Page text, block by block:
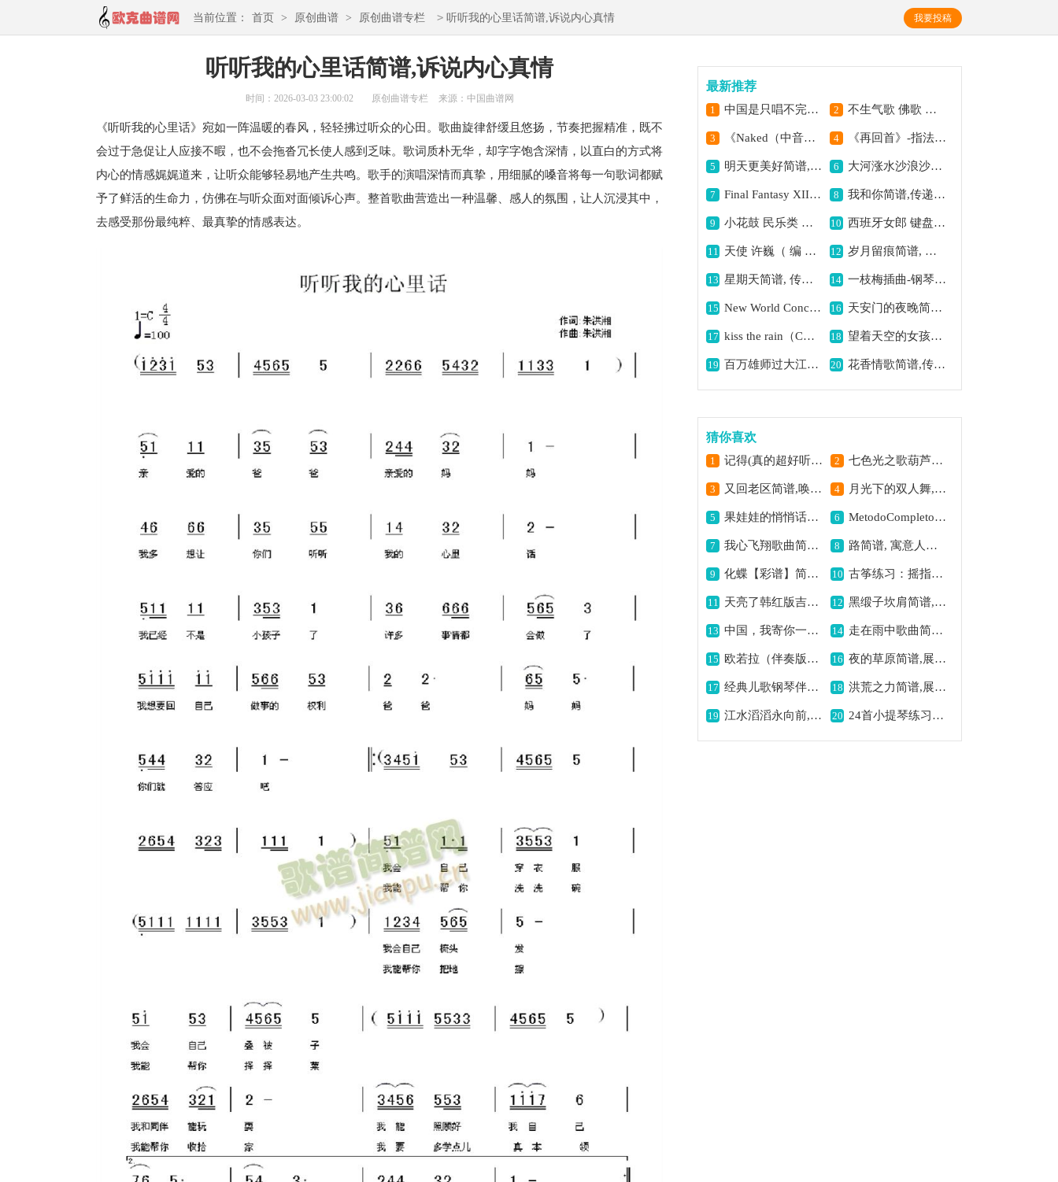
当前位置： 首页 > 原创曲谱 > 原创曲谱专栏 > 听听我的心里话简谱,诉说内心真情 我要投稿
听听我的心里话简谱,诉说内心真情
时间：2026-03-03 23:00:02 原创曲谱专栏 来源：中国曲谱网
《听听我的心里话》宛如一阵温暖的春风，轻轻拂过听众的心田。歌曲旋律舒缓且悠扬，节奏把握精准，既不
会过于急促让人应接不暇，也不会拖沓冗长使人感到乏味。歌词质朴无华，却字字饱含深情，以直白的方式将
内心的情感娓娓道来，让听众能够轻易地产生共鸣。歌手的演唱深情而真挚，用细腻的嗓音将每一句歌词都赋
予了鲜活的生命力，仿佛在与听众面对面倾诉心声。整首歌曲营造出一种温馨、感人的氛围，让人沉浸其中，
去感受那份最纯粹、最真挚的情感表达。
最新推荐
1 中国是只唱不完的歌简谱, 颂赞祖国情悠长 2 不生气歌 佛歌 彩谱简谱,传递平和宁静之意
3 《Naked（中音萨克斯）》萨克斯简谱,展现别样音乐风情 4 《再回首》-指法版-钢琴谱(钢琴曲)-林文信简谱,回首过往情难忘
5 明天更美好简谱,寓意生活向好 6 大河涨水沙浪沙简谱,展现水涨之壮阔
7 Final Fantasy XIII The Promise简谱, 展现梦幻之约 8 我和你简谱,传递友好情谊
9 小花鼓 民乐类 二胡简谱,传递欢快氛围 10 西班牙女郎 键盘类 手风琴简谱,展现热情风情
11 天使 许巍（ 编 ）简谱,传递温暖与希望 12 岁月留痕简谱, 记录时光韵味
13 星期天简谱, 传递轻松氛围 14 一枝梅插曲-钢琴谱(钢琴曲)-李尊基简谱, 舒缓旋律寄深情
15 New World Concerto-简谱,展现新世界风采 16 天安门的夜晚简谱, 展现京城夜之美
17 kiss the rain（C调） C调简谱, 传递浪漫意境 18 望着天空的女孩简谱,憧憬美好未来
19 百万雄师过大江月琴主谱简谱,展现磅礴气势 20 花香情歌简谱,传递浪漫深情
猜你喜欢
1 记得(真的超好听)简谱,旋律动人有深意 2 七色光之歌葫芦丝简谱, 描绘多彩童年时光
3 又回老区简谱,唤起老区回忆 4 月光下的双人舞,浪漫优雅的旋律
5 果娃娃的悄悄话简谱,童趣满满的歌曲 6 MetodoCompletoOp.27 - 3吉他谱六线谱,古典韵味十足之作
7 我心飞翔歌曲简谱,展现壮志豪情 8 路简谱, 寓意人生旅程
9 化蝶【彩谱】简谱,演绎浪漫爱情 10 古筝练习：摇指练习（7）古筝古琴简谱,提升摇指技巧意境
11 天亮了韩红版吉他谱,感人至深催泪曲 12 黑缎子坎肩简谱,展现质朴风情
13 中国，我寄你一张生日卡（正谱）简谱,表达爱国深情 14 走在雨中歌曲简谱,雨中漫步的旋律
15 欧若拉（伴奏版）钢琴谱,北欧神话的音乐呈现 欧若拉（伴奏版）钢琴谱,奇幻美妙的旋律之旅 欧若拉（伴奏版）钢琴谱,极光女神的音乐诗篇 16 夜的草原简谱,展现草原夜色美
17 经典儿歌钢琴伴奏：数鸭子,唤起童年欢乐记忆 18 洪荒之力简谱,展现磅礴气势
19 江水滔滔永向前,展现豪迈气势 20 24首小提琴练习曲之7提琴简谱,展现音乐练习之美